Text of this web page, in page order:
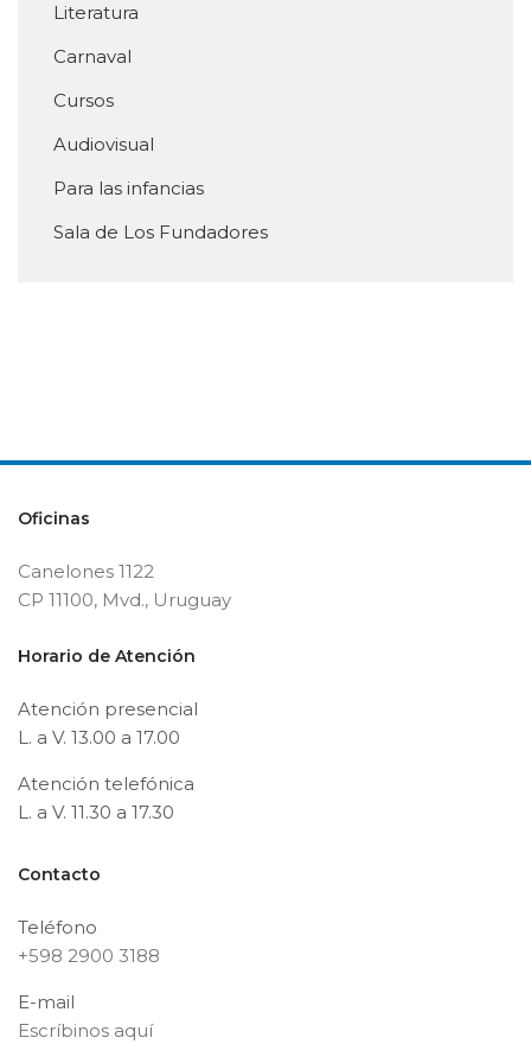
Literatura
Carnaval
Cursos
Audiovisual
Para las infancias
Sala de Los Fundadores
Oficinas
Canelones 1122
CP 11100, Mvd., Uruguay
Horario de Atención
Atención presencial
L. a V. 13.00 a 17.00
Atención telefónica
L. a V. 11.30 a 17.30
Contacto
Teléfono
+598 2900 3188
E-mail
Escríbinos aquí